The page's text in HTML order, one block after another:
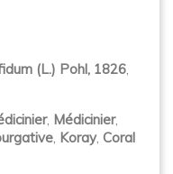
(L.) Pohl, 1826,
, Médicinier,
, Koray, Coral